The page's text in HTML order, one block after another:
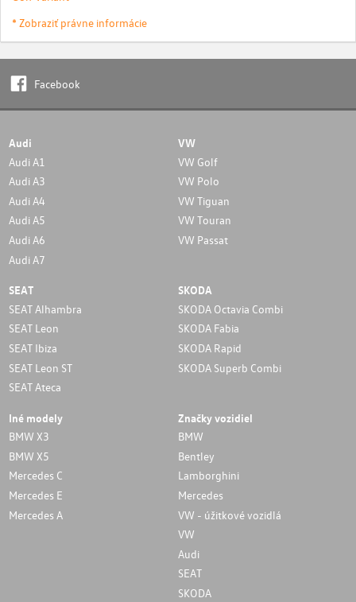
* Zobraziť právne informácie
Facebook
Audi
Audi A1
Audi A3
Audi A4
Audi A5
Audi A6
Audi A7
VW
VW Golf
VW Polo
VW Tiguan
VW Touran
VW Passat
SEAT
SEAT Alhambra
SEAT Leon
SEAT Ibiza
SEAT Leon ST
SEAT Ateca
SKODA
SKODA Octavia Combi
SKODA Fabia
SKODA Rapid
SKODA Superb Combi
Iné modely
BMW X3
BMW X5
Mercedes C
Mercedes E
Mercedes A
Značky vozidiel
BMW
Bentley
Lamborghini
Mercedes
VW - úžitkové vozidlá
VW
Audi
SEAT
SKODA